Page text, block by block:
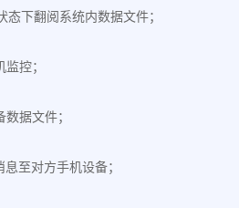
态下翻阅系统内数据文件；
控；
据文件；
至对方手机设备；